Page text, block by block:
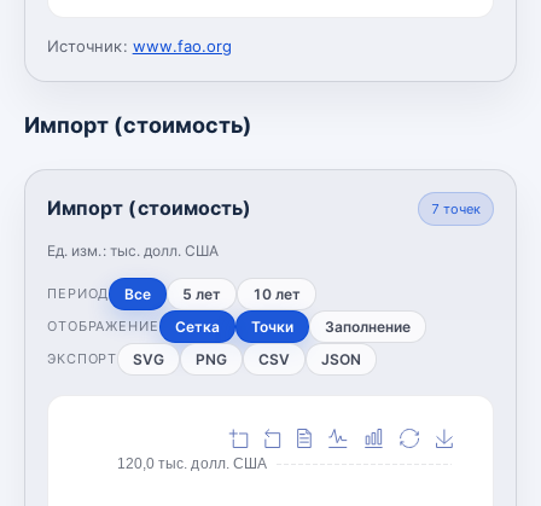
Источник: www.fao.org
Импорт (стоимость)
Импорт (стоимость)
Ед. изм.: тыс. долл. США
7 точек
ПЕРИОД Все 5 лет 10 лет
ОТОБРАЖЕНИЕ Сетка Точки Заполнение
ЭКСПОРТ SVG PNG CSV JSON
120,0 тыс. долл. США